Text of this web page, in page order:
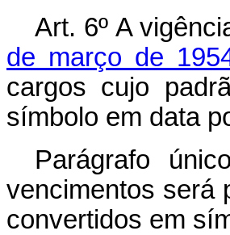
Art. 6º A
de março de
cargos cujo
símbolo em data
Parágrafo
vencimentos será
convertidos em